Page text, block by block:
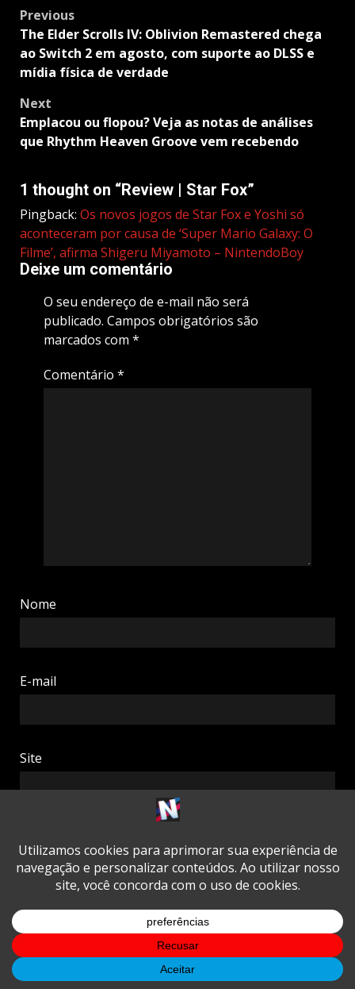
Post
navigation
Previous
The Elder Scrolls IV: Oblivion Remastered chega
ao Switch 2 em agosto, com suporte ao DLSS e
mídia física de verdade
Next
Emplacou ou flopou? Veja as notas de análises
que Rhythm Heaven Groove vem recebendo
1 thought on “Review | Star Fox”
Pingback: Os novos jogos de Star Fox e Yoshi só
aconteceram por causa de ‘Super Mario Galaxy: O
Filme’, afirma Shigeru Miyamoto – NintendoBoy
Deixe um comentário
O seu endereço de e-mail não será
publicado. Campos obrigatórios são
marcados com *
Comentário *
Nome
E-mail
Site
RELACIONADO